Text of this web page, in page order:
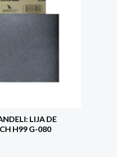
LIJA DE
H99 G-080